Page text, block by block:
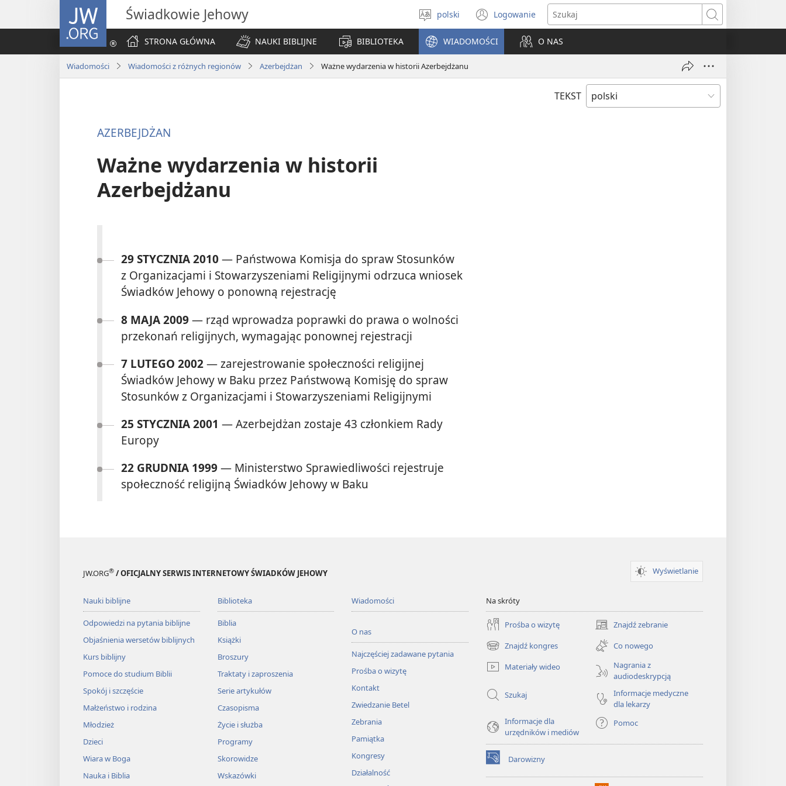
JW.ORG Świadkowie Jehowy
Wybór
języka
polski Logowanie
(opens
new
window)
Szukaj
STRONA GŁÓWNA
NAUKI BIBLIJNE BIBLIOTEKA WIADOMOŚCI O NAS
Wiadomości Wiadomości z różnych regionów Azerbejdżan Ważne wydarzenia w historii Azerbejdżanu
TEKST
AZERBEJDŻAN
Ważne wydarzenia w historii
Azerbejdżanu
29 STYCZNIA 2010— Państwowa Komisja do spraw Stosunków
z Organizacjami i Stowarzyszeniami Religijnymi odrzuca wniosek
Świadków Jehowy o ponowną rejestrację
8 MAJA 2009— rząd wprowadza poprawki do prawa o wolności
przekonań religijnych, wymagając ponownej rejestracji
7 LUTEGO 2002— zarejestrowanie społeczności religijnej
Świadków Jehowy w Baku przez Państwową Komisję do spraw
Stosunków z Organizacjami i Stowarzyszeniami Religijnymi
25 STYCZNIA 2001 — Azerbejdżan zostaje 43 członkiem Rady
Europy
22 GRUDNIA 1999— Ministerstwo Sprawiedliwości rejestruje
społeczność religijną Świadków Jehowy w Baku
JW.ORG® / OFICJALNY SERWIS INTERNETOWY ŚWIADKÓW JEHOWY Wyświetlanie
Nauki biblijne
Odpowiedzi na pytania biblijne
Objaśnienia wersetów biblijnych
Kurs biblijny
Pomoce do studium Biblii
Spokój i szczęście
Małżeństwo i rodzina
Młodzież
Dzieci
Wiara w Boga
Nauka i Biblia
Biblioteka
Biblia
Książki
Broszury
Traktaty i zaproszenia
Serie artykułów
Czasopisma
Życie i służba
Programy
Skorowidze
Wskazówki
Wiadomości
O nas
Najczęściej zadawane pytania
Prośba o wizytę
Kontakt
Zwiedzanie Betel
Zebrania
Pamiątka
Kongresy
Działalność
Na skróty
Prośba o wizytę Znajdź zebranie
(opens
new
window)
Znajdź kongres
(opens
new
window)
Co nowego
Materiały wideo
Nagrania z
audiodeskrypcją
Szukaj
Informacje medyczne
dla lekarzy
Informacje dla
urzędników i mediów
Pomoc
Darowizny
(opens
new